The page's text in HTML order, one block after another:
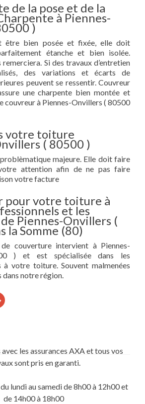
de la pose et de la
à Piennes-
)
être bien posée et fixée, elle doit
étanche et bien isolée.
Si des travaux d’entretien
des variations et écarts de
peuvent se ressentir. Couvreur
une charpente bien montée et
couvreur à Piennes-Onvillers ( 80500
votre toiture
( 80500 )
problèmatique majeure. Elle doit faire
attention afin de ne pas faire
votre facture
pour votre toiture à
et les
Piennes-Onvillers (
la Somme (80)
couverture intervient à Piennes-
) et est spécialisée dans les
à votre toiture. Souvent malmenées
dans notre région.
Cliquez
pour
fenêtre)les assurances AXA et tous vos
sont pris en garanti.
lundi au samedi de 8h00 à 12h00 et
de 14h00 à 18h00